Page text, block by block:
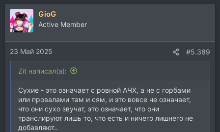
а
к
ц
и
и
:
GioG
Active Member
23 Май 2025 #5.389
Zit написал(а):
Сухие - это означает с ровной АЧХ, а не с горбами
или провалами там и сям, и это вовсе не означает,
что они сухо звучат, это означает, что они
транслируют лишь то, что есть и ничего лишнего не
добавляют..